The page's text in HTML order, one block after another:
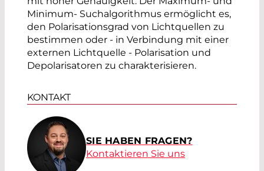
Minimum- Suchalgorithmus ermöglicht es,
den Polarisationsgrad von Lichtquellen zu
bestimmen oder - in Verbindung mit einer
externen Lichtquelle - Polarisation und
Depolarisatoren zu charakterisieren.
KONTAKT
SIE HABEN FRAGEN?
Kontaktieren Sie uns